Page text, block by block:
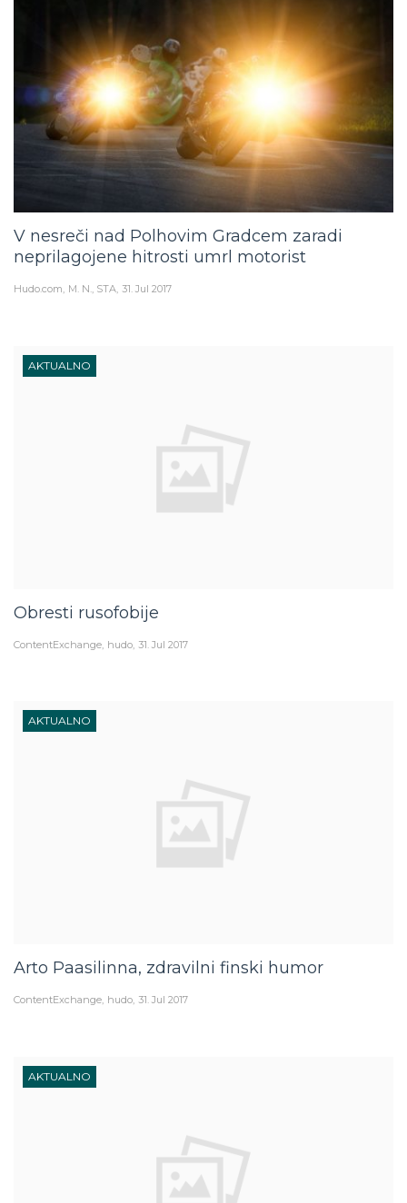
V nesreči nad Polhovim Gradcem zaradi
neprilagojene hitrosti umrl motorist
Hudo.com M. N., STA 31. Jul 2017
AKTUALNO
Obresti rusofobije
ContentExchange hudo 31. Jul 2017
AKTUALNO
Arto Paasilinna, zdravilni finski humor
ContentExchange hudo 31. Jul 2017
AKTUALNO